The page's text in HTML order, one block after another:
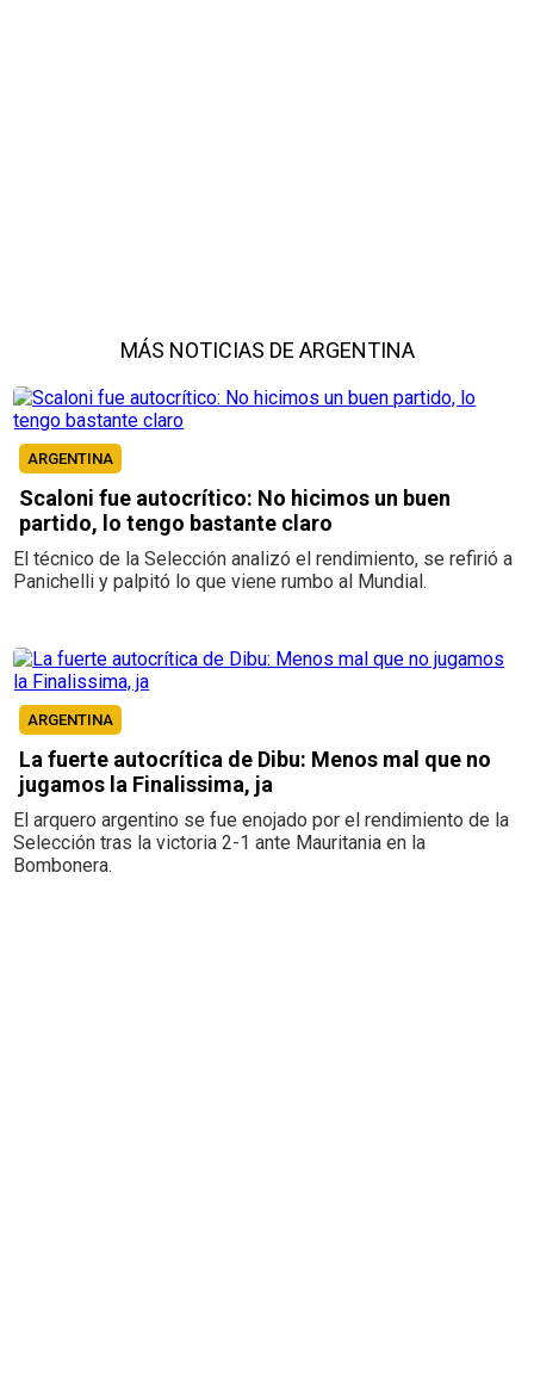
MÁS NOTICIAS DE ARGENTINA
ARGENTINA
Scaloni fue autocrítico: No hicimos un buen
partido, lo tengo bastante claro
El técnico de la Selección analizó el rendimiento, se refirió a
Panichelli y palpitó lo que viene rumbo al Mundial.
ARGENTINA
La fuerte autocrítica de Dibu: Menos mal que no
jugamos la Finalissima, ja
El arquero argentino se fue enojado por el rendimiento de la
Selección tras la victoria 2-1 ante Mauritania en la
Bombonera.